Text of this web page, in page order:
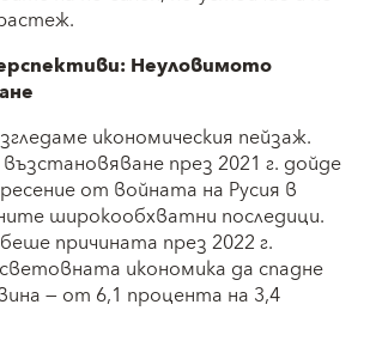
Неуловимото
икономическия пейзаж.
през 2021 г. дойде
от войната на Русия в
широкообхватни последици.
причината през 2022 г.
икономика да спадне
— от 6,1 процента на 3,4